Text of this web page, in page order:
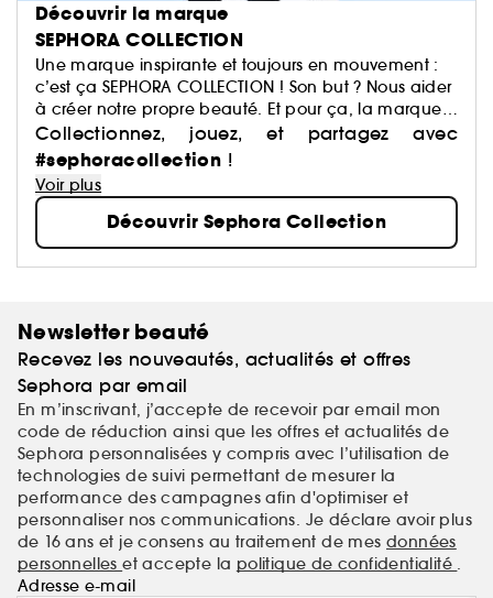
Découvrir la marque
SEPHORA COLLECTION
Une marque inspirante et toujours en mouvement :
c’est ça SEPHORA COLLECTION ! Son but ? Nous aider
à créer notre propre beauté. Et pour ça, la marque
a justement imaginé des centaines de produits : du
maquillage aux soins, du capillaire au parfum, du
bain aux compléments alimentaires,… Avec pour
mission de démocratiser une beauté performante.
Collectionnez, jouez, et partagez avec
#sephoracollection !
Voir plus
Découvrir Sephora Collection
Newsletter beauté
Recevez les nouveautés, actualités et offres
Sephora par email
En m’inscrivant, j’accepte de recevoir par email mon
code de réduction ainsi que les offres et actualités de
Sephora personnalisées y compris avec l’utilisation de
technologies de suivi permettant de mesurer la
performance des campagnes afin d'optimiser et
personnaliser nos communications. Je déclare avoir plus
de 16 ans et je consens au traitement de mes données
personnelleset accepte la politique de confidentialité .
Adresse e-mail